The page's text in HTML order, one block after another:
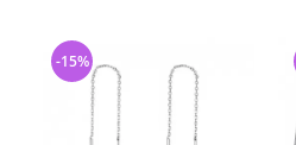
-15%